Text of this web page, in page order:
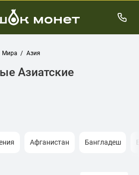
Мира Азия
Азиатские
Афганистан Бангладеш